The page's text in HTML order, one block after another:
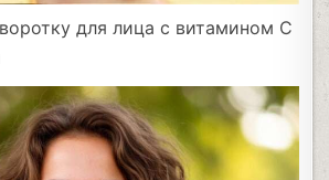
для лица с витамином С